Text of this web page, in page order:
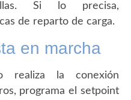
Si lo precisa,
de reparto de carga.
en marcha
realiza la conexión
programa el setpoint